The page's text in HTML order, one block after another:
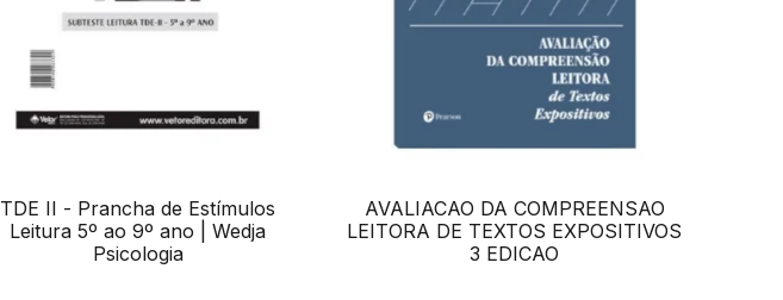
TDE II - Prancha de Estímulos
Leitura 5º ao 9º ano | Wedja
Psicologia
AVALIACAO DA COMPREENSAO
LEITORA DE TEXTOS EXPOSITIVOS
3 EDICAO